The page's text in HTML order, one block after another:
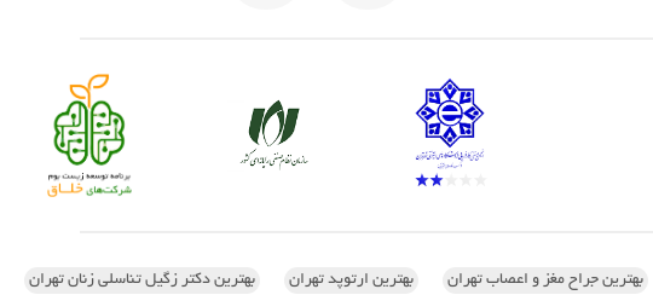
بهترین جراح مغز و اعصاب تهران بهترین ارتوپد تهران بهترین دکتر زگیل تناسلی زنان تهران